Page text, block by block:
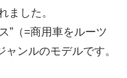
ました。
”（=商用車をルーツ
ンルのモデルです。